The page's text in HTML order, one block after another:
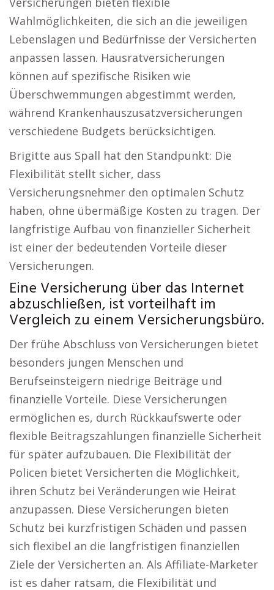
Wahlmöglichkeiten, die sich an die jeweiligen
Lebenslagen und Bedürfnisse der Versicherten
anpassen lassen. Hausratversicherungen
können auf spezifische Risiken wie
Überschwemmungen abgestimmt werden,
während Krankenhauszusatzversicherungen
verschiedene Budgets berücksichtigen.
Brigitte aus Spall hat den Standpunkt: Die
Flexibilität stellt sicher, dass
Versicherungsnehmer den optimalen Schutz
haben, ohne übermäßige Kosten zu tragen. Der
langfristige Aufbau von finanzieller Sicherheit
ist einer der bedeutenden Vorteile dieser
Versicherungen.
Eine Versicherung über das Internet
abzuschließen, ist vorteilhaft im
Vergleich zu einem Versicherungsbüro.
Der frühe Abschluss von Versicherungen bietet
besonders jungen Menschen und
Berufseinsteigern niedrige Beiträge und
finanzielle Vorteile. Diese Versicherungen
ermöglichen es, durch Rückkaufswerte oder
flexible Beitragszahlungen finanzielle Sicherheit
für später aufzubauen. Die Flexibilität der
Policen bietet Versicherten die Möglichkeit,
ihren Schutz bei Veränderungen wie Heirat
anzupassen. Diese Versicherungen bieten
Schutz bei kurzfristigen Schäden und passen
sich flexibel an die langfristigen finanziellen
Ziele der Versicherten an. Als Affiliate-Marketer
ist es daher ratsam, die Flexibilität und